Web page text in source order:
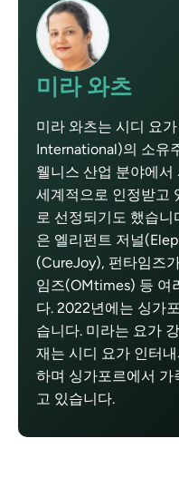
미라 와츠
미라 와츠는 시디 요
International)의 소유
웰니스 산업 분야에
세계적으로 인정받고
로 선정되기도 했습니
은 엘리펀트 저널
(CureJoy), 펀타임즈
임즈(OMtimes) 등 여
다. 2022년에는 싱가
습니다. 미라는 요가
재는 시디 요가 인터
하며 싱가포르에서
고 있습니다.